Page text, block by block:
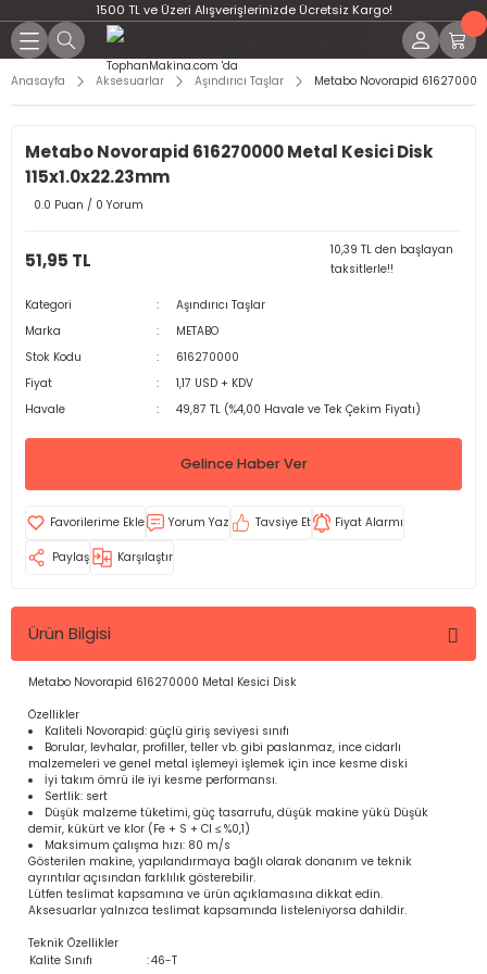
1500 TL ve Üzeri Alışverişlerinizde Ücretsiz Kargo!
Anasayfa Aksesuarlar Aşındırıcı Taşlar Metabo Novorapid 616270000
Metabo Novorapid 616270000 Metal Kesici Disk
115x1.0x22.23mm
0.0 Puan / 0 Yorum
51,95 TL
10,39 TL den başlayan
taksitlerle!!
Kategori
Aşındırıcı Taşlar
Marka
METABO
Stok Kodu
616270000
Fiyat
1,17 USD + KDV
Havale
49,87 TL (%4,00 Havale ve Tek Çekim Fiyatı)
Gelince Haber Ver
Yorum Yaz Tavsiye Et Fiyat Alarmı
Paylaş Karşılaştır
Ürün Bilgisi
Metabo Novorapid 616270000 Metal Kesici Disk
Özellikler
Kaliteli Novorapid: güçlü giriş seviyesi sınıfı
Borular, levhalar, profiller, teller vb. gibi paslanmaz, ince cidarlı
malzemeleri ve genel metal işlemeyi işlemek için ince kesme diski
İyi takım ömrü ile iyi kesme performansı.
Sertlik: sert
Düşük malzeme tüketimi, güç tasarrufu, düşük makine yükü Düşük
demir, kükürt ve klor (Fe + S + Cl ≤ %0,1)
Maksimum çalışma hızı: 80 m/s
Gösterilen makine, yapılandırmaya bağlı olarak donanım ve teknik
ayrıntılar açısından farklılık gösterebilir.
Lütfen teslimat kapsamına ve ürün açıklamasına dikkat edin.
Aksesuarlar yalnızca teslimat kapsamında listeleniyorsa dahildir.
Teknik Özellikler
Kalite Sınıfı
:46-T